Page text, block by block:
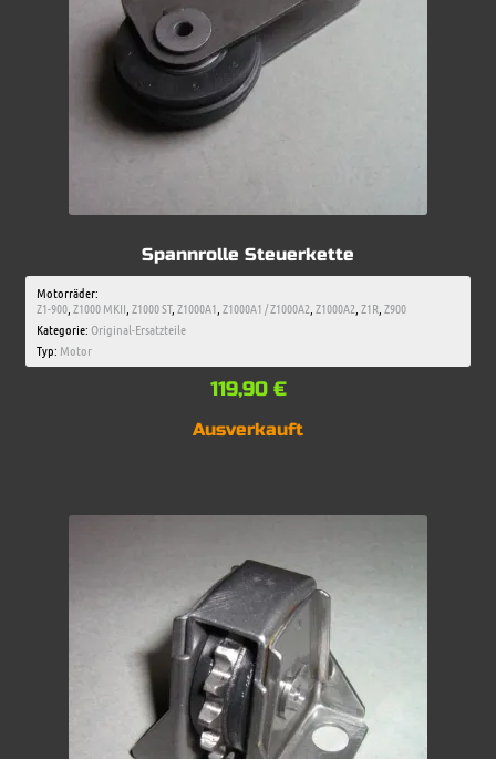
Spannrolle Steuerkette
Motorräder:
Z1-900,Z1000 MKII,Z1000 ST,Z1000A1,Z1000A1 / Z1000A2,Z1000A2,Z1R,Z900
Kategorie:Original-Ersatzteile
Typ: Motor
119,90 €
Ausverkauft